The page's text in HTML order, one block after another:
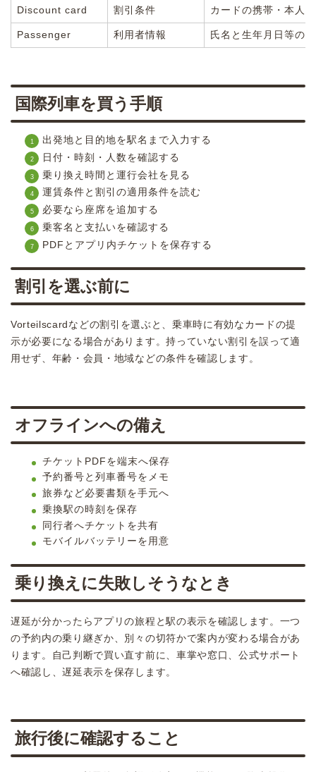
Discount card 割引条件 カードの携帯・本人
Passenger 利用者情報 氏名と生年月日等の
国際列車を買う手順
出発地と目的地を駅名まで入力する
日付・時刻・人数を確認する
乗り換え時間と運行会社を見る
運賃条件と割引の適用条件を読む
必要なら座席を追加する
乗客名と支払いを確認する
PDFとアプリ内チケットを保存する
割引を選ぶ前に
Vorteilscardなどの割引を選ぶと、乗車時に有効なカードの提
示が必要になる場合があります。持っていない割引を誤って適
用せず、年齢・会員・地域などの条件を確認します。
オフラインへの備え
チケットPDFを端末へ保存
予約番号と列車番号をメモ
旅券など必要書類を手元へ
乗換駅の時刻を保存
同行者へチケットを共有
モバイルバッテリーを用意
乗り換えに失敗しそうなとき
遅延が分かったらアプリの旅程と駅の表示を確認します。一つ
の予約内の乗り継ぎか、別々の切符かで案内が変わる場合があ
ります。自己判断で買い直す前に、車掌や窓口、公式サポート
へ確認し、遅延表示を保存します。
旅行後に確認すること